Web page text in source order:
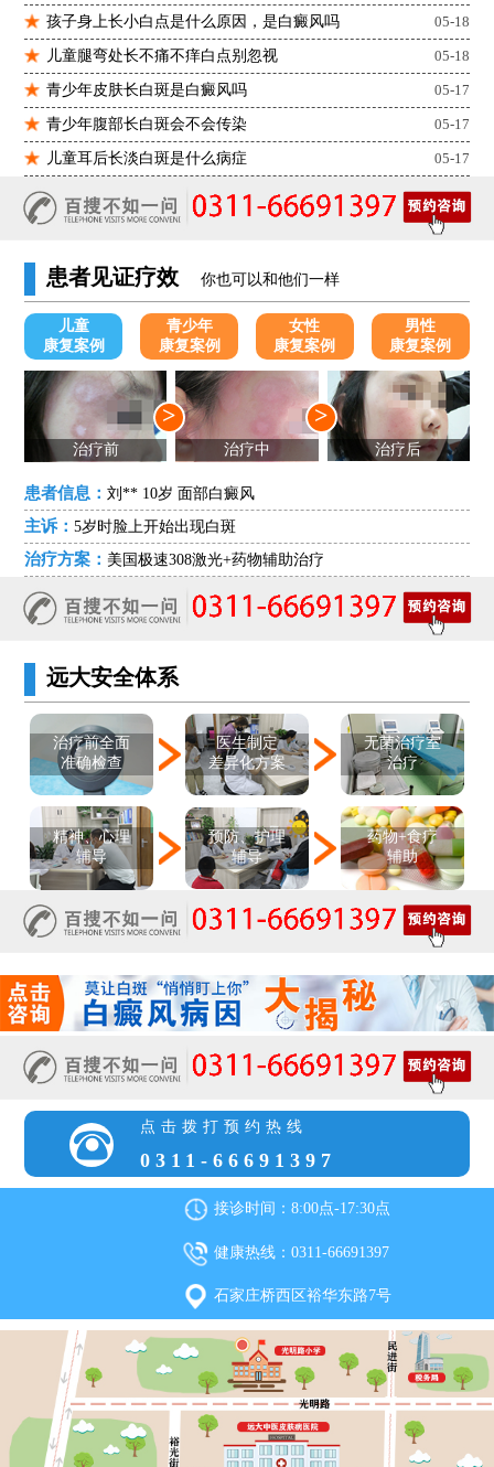
孩子身上长小白点是什么原因，是白癜风吗 05-18
儿童腿弯处长不痛不痒白点别忽视 05-18
青少年皮肤长白斑是白癜风吗 05-17
青少年腹部长白斑会不会传染 05-17
儿童耳后长淡白斑是什么病症 05-17
患者见证疗效 你也可以和他们一样
儿童
康复案例
青少年
康复案例
女性
康复案例
男性
康复案例
治疗前
>
治疗中
>
治疗后
患者信息：刘** 10岁 面部白癜风
主诉：5岁时脸上开始出现白斑
治疗方案： 美国极速308激光+药物辅助治疗
远大安全体系
治疗前全面
准确检查
医生制定
差异化方案
无菌治疗室
治疗
精神、心理
辅导
预防、护理
辅导
药物+食疗
辅助
点击拨打预约热线
0311-66691397
接诊时间：8:00点-17:30点
健康热线：0311-66691397
石家庄桥西区裕华东路7号